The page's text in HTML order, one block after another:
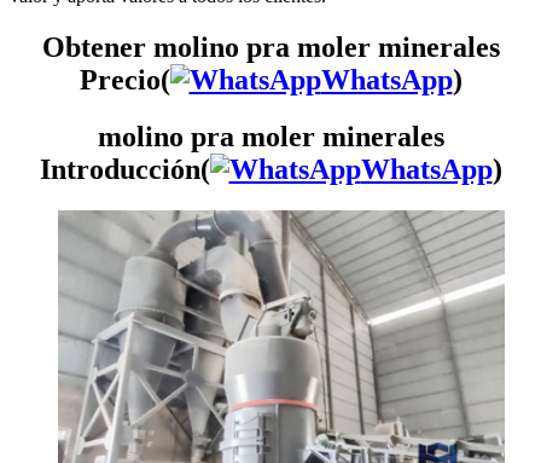
Obtener molino pra moler minerales
Precio(
WhatsApp)
molino pra moler minerales
Introducción(
WhatsApp)